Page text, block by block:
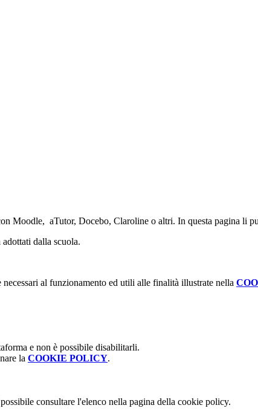
Moodle, aTutor, Docebo, Claroline o altri. In questa pagina li
dalla scuola.
al funzionamento ed utili alle finalità illustrate nella
e non è possibile disabilitarli.
la COOKIE POLICY.
consultare l'elenco nella pagina della cookie policy.